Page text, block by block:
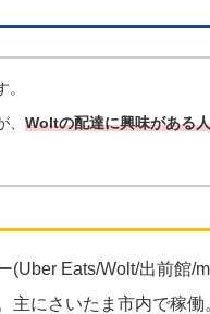
Woltの配達に興味がある
(Uber Eats/Wolt/出前館/
主にさいたま市内で稼